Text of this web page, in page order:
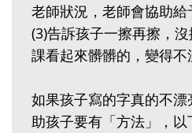
老師狀況，老師會協助給
(3)告訴孩子一擦再擦，
課看起來髒髒的，變得不
如果孩子寫的字真的不
助孩子要有「方法」，